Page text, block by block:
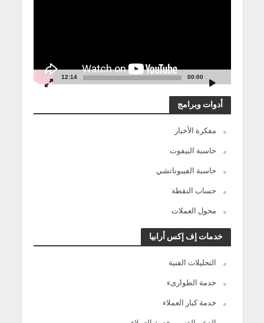
00:00
12:14
أدوات وبرامج
مفكرة الأخبار
حاسبة البيفوت
حاسبة الفيبوناتشي
حساب النقطة
محول العملات
خدمات إف إكس أرابيا
التحليلات الفنية
خدمة الطوارىء
خدمة كبار العملاء